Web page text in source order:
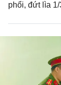
phổi, đứt lìa 1/